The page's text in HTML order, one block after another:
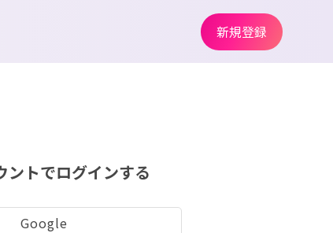
ントでログインする
Google
新規登録